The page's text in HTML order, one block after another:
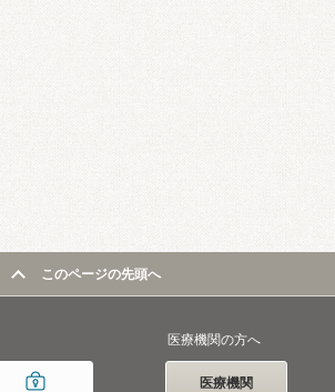
このページの先頭へ
医療機関の方へ
医療機関